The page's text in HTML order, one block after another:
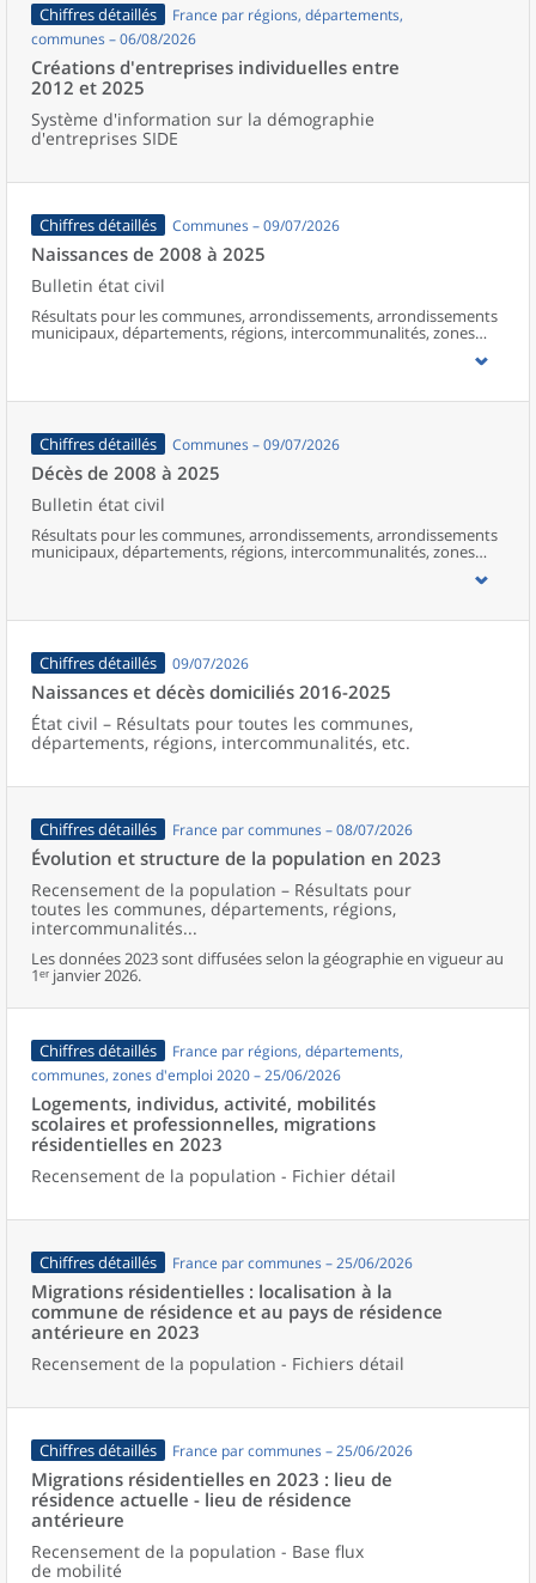
Chiffres détaillés
France par régions, départements,
communes – 06/08/2026
Créations d'entreprises individuelles entre
2012 et 2025
Système d'information sur la démographie
d'entreprises SIDE
Chiffres détaillés Communes – 09/07/2026
Naissances de 2008 à 2025
Bulletin état civil
Résultats pour les communes, arrondissements, arrondissements
municipaux, départements, régions, intercommunalités, zones
d’emploi, bassins de vie, unités urbaines et aires d’attraction des
Chiffres détaillés Communes – 09/07/2026
Décès de 2008 à 2025
Bulletin état civil
Résultats pour les communes, arrondissements, arrondissements
municipaux, départements, régions, intercommunalités, zones
d’emploi, bassins de vie, unités urbaines et aires d’attraction des
Chiffres détaillés 09/07/2026
Naissances et décès domiciliés 2016-2025
État civil – Résultats pour toutes les communes,
départements, régions, intercommunalités, etc.
Chiffres détaillés France par communes – 08/07/2026
Évolution et structure de la population en 2023
Recensement de la population – Résultats pour
toutes les communes, départements, régions,
intercommunalités...
Les données 2023 sont diffusées selon la géographie en vigueur au
1ᵉʳ janvier 2026.
Chiffres détaillés
France par régions, départements,
communes, zones d'emploi 2020 – 25/06/2026
Logements, individus, activité, mobilités
scolaires et professionnelles, migrations
résidentielles en 2023
Recensement de la population - Fichier détail
Chiffres détaillés France par communes – 25/06/2026
Migrations résidentielles : localisation à la
commune de résidence et au pays de résidence
antérieure en 2023
Recensement de la population - Fichiers détail
Chiffres détaillés France par communes – 25/06/2026
Migrations résidentielles en 2023 : lieu de
résidence actuelle - lieu de résidence
antérieure
Recensement de la population - Base flux
de mobilité